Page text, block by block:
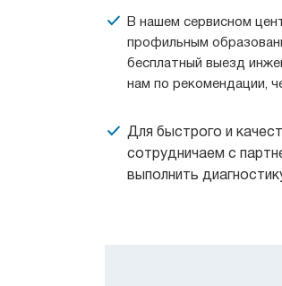
В нашем сервисном
профильным
бесплатный выезд
нам по рекомендации,
Для быстрого и
сотрудничаем с
выполнить